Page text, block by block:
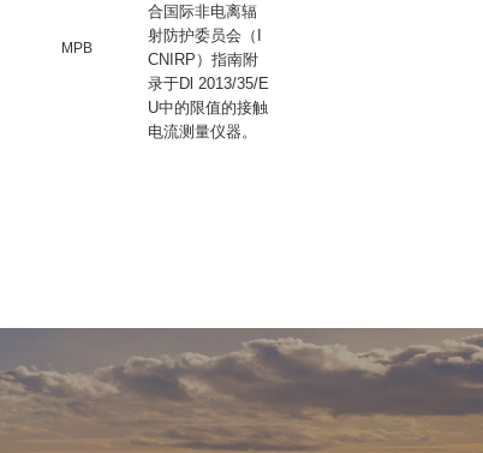
MPB
合国际非电离辐
射防护委员会（
CNIRP ）指南附
录于Dl 2013/35/E
U中的限值的接触
电流测量仪器。